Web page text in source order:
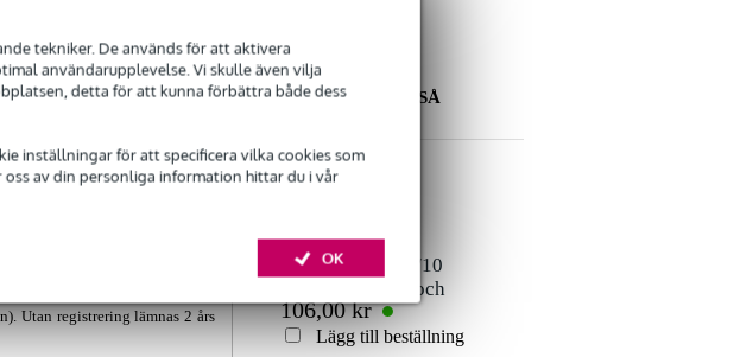
tekniker. De används för att aktivera
användarupplevelse. Vi skulle även vilja
detta för att kunna förbättra både dess
inställningar för att specificera vilka cookies som
av din personliga information hittar du i vår
OK
product-registration). Utan
Utan registrering lämnas 2 års
Lämna en recension
Betyg
Det finns ännu inga recensioner för denna produkt.
ANDRA KÖPTE OCKSÅ
Devine MIC100/10
XLR mikrofon- och
signalkabel 10
meter
106,00 kr
Lägg till beställning